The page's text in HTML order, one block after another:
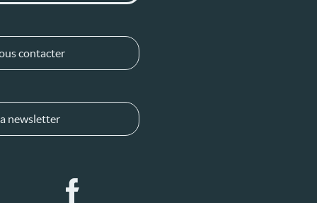
contacter
newsletter